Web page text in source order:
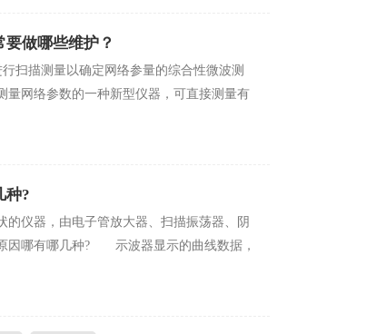
哪些维护？
描测量以确定网络参量的综合性微波测
量网络参数的一种新型仪器，可直接测量有
种?
，由电子管放大器、扫描振荡器、阴
哪有哪几种? 示波器显示的曲线数据，